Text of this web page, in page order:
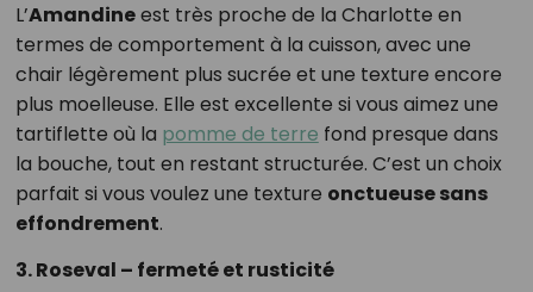
L’Amandineest très proche de la Charlotte en
termes de comportement à la cuisson, avec une
chair légèrement plus sucrée et une texture encore
plus moelleuse. Elle est excellente si vous aimez une
tartiflette où la pomme de terre fond presque dans
la bouche, tout en restant structurée. C’est un choix
parfait si vous voulez une texture onctueuse sans
effondrement.
3. Roseval – fermeté et rusticité